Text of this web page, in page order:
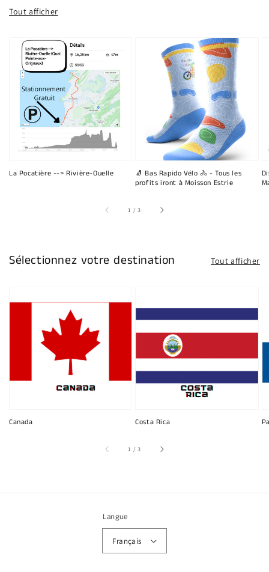
Tout afficher
La Pocatière --> Rivière-Ouelle
🧦 Bas Rapido Vélo 🚴 - Tous les
profits iront à Moisson Estrie
1 /sur
3
Sélectionnez votre destination Tout afficher
Canada Costa Rica
1 /sur
3
Langue
Français